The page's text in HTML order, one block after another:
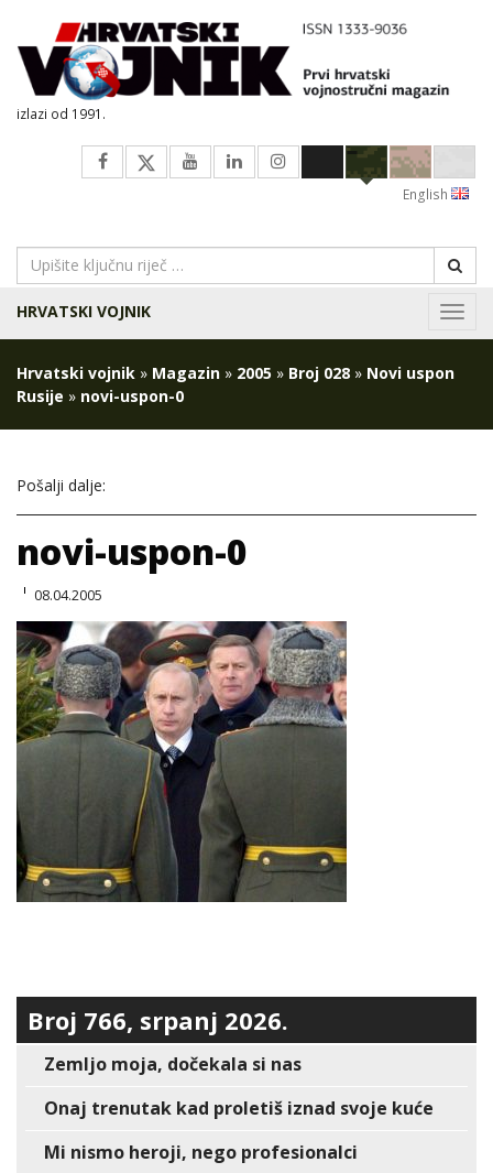
izlazi od 1991.
English
HRVATSKI VOJNIK
Hrvatski vojnik » Magazin » 2005 » Broj 028 » Novi uspon
Rusije » novi-uspon-0
Pošalji dalje:
novi-uspon-0
08.04.2005
Broj 766, srpanj 2026.
Zemljo moja, dočekala si nas
Onaj trenutak kad proletiš iznad svoje kuće
Mi nismo heroji, nego profesionalci